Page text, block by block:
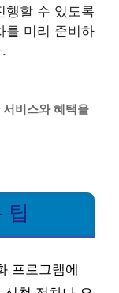
행할 수 있도록
를 미리 준비하
비스와 혜택을
팁
프로그램에